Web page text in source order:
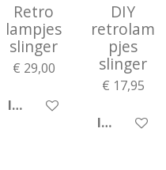
Retro
lampjes
slinger
€ 29,00
IN WINKELWAGEN
DIY
retrolam
pjes
slinger
€ 17,95
IN